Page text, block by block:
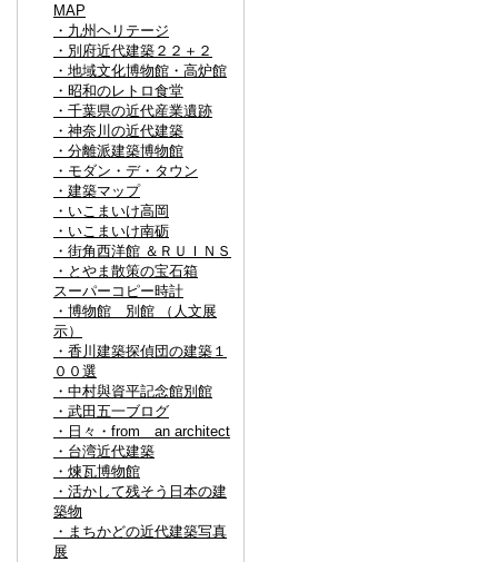
MAP
・九州ヘリテージ
・別府近代建築２２＋２
・地域文化博物館・高炉館
・昭和のレトロ食堂
・千葉県の近代産業遺跡
・神奈川の近代建築
・分離派建築博物館
・モダン・デ・タウン
・建築マップ
・いこまいけ高岡
・いこまいけ南砺
・街角西洋館 ＆ＲＵＩＮＳ
・とやま散策の宝石箱
スーパーコピー時計
・博物館 別館 （人文展
示）
・香川建築探偵団の建築１
００選
・中村與資平記念館別館
・武田五一ブログ
・日々・from an architect
・台湾近代建築
・煉瓦博物館
・活かして残そう日本の建
築物
・まちかどの近代建築写真
展